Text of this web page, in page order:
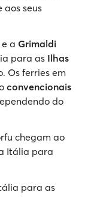
seus
e a Grimaldi
para as Ilhas
Os ferries em
convencionais
do
chegam ao
Itália para
para as